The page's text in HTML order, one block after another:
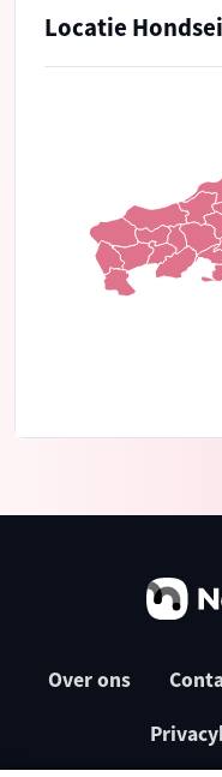
Locatie
Over ons